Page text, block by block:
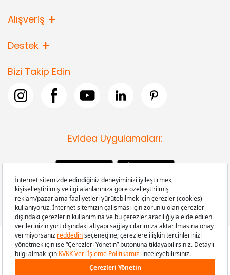
Alışveriş
Destek
Bizi Takip Edin
Evidea Uygulamaları:
Copyright © 2008-2026 Evidea.com | Tüm hakları saklıdır.